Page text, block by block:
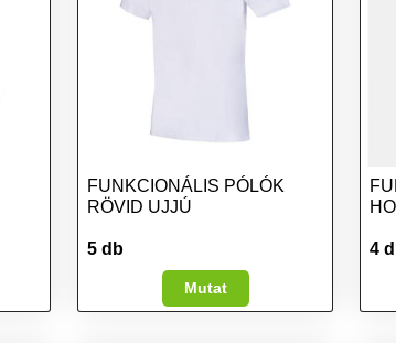
FUNKCIONÁLIS PÓLÓK
RÖVID UJJÚ
5 db
Mutat
4